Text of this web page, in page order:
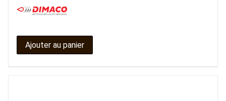
Ajouter au panier